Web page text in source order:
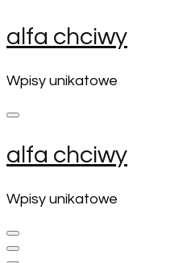
Skip
to
(Press
Enter)
alfa chciwy
Wpisy unikatowe
alfa chciwy
Wpisy unikatowe